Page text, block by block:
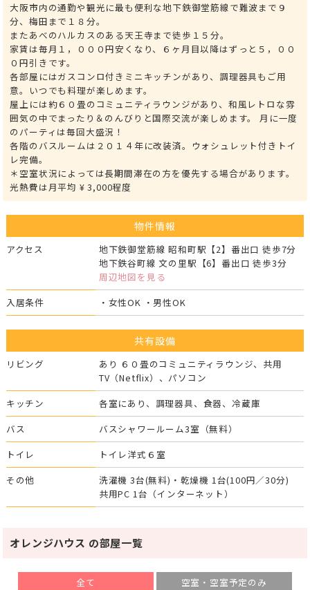
大阪市内の通勤や観光に最も便利な地下鉄御堂筋線で難波まで９
分、梅田まで１８分。
またあべのハルカスのある天王寺まで徒歩１５分。
家賃は毎月１，０００円安くなり、６ヶ月目以降はずっと５，００
０円引きです。
各部屋にはガスコンロ付きミニキッチンがあり、調理器具もご用
意。いつでも料理が楽しめます。
屋上には約６０畳のコミュニティラウンジがあり、和風レトロな雰
囲気の中でまったり＆のんびりと国際交流が楽しめます。 月に一度
のパーティは毎回大盛況！
各階のバスルームは２０１４年に改装済。ウォシュレット付きトイ
レ完備。
＊空室状況によっては長期間滞在の方を優先する場合があります。
光熱費は月平均 ¥ 3,000程度
物件情報
アクセス
地下鉄御堂筋線 昭和町駅【2】番出口 徒歩7分
地下鉄谷町線 文の里駅【6】番出口 徒歩3分
周辺地図を見る
入居条件
・女性OK ・男性OK
共有設備
リビング
あり ６０畳のコミュニティラウンジ、共用
TV（Netflix）、パソコン
キッチン
各室にあり、調理器具、食器、冷蔵庫
バス
バスシャワールーム3室（無料）
トイレ
トイレ洋式６室
その他
洗濯機 3台(無料)・乾燥機 1台(100円／30分)
共用PC 1台（インターネット）
オレンジハウス の部屋一覧
全て 空室・空室予定のみ